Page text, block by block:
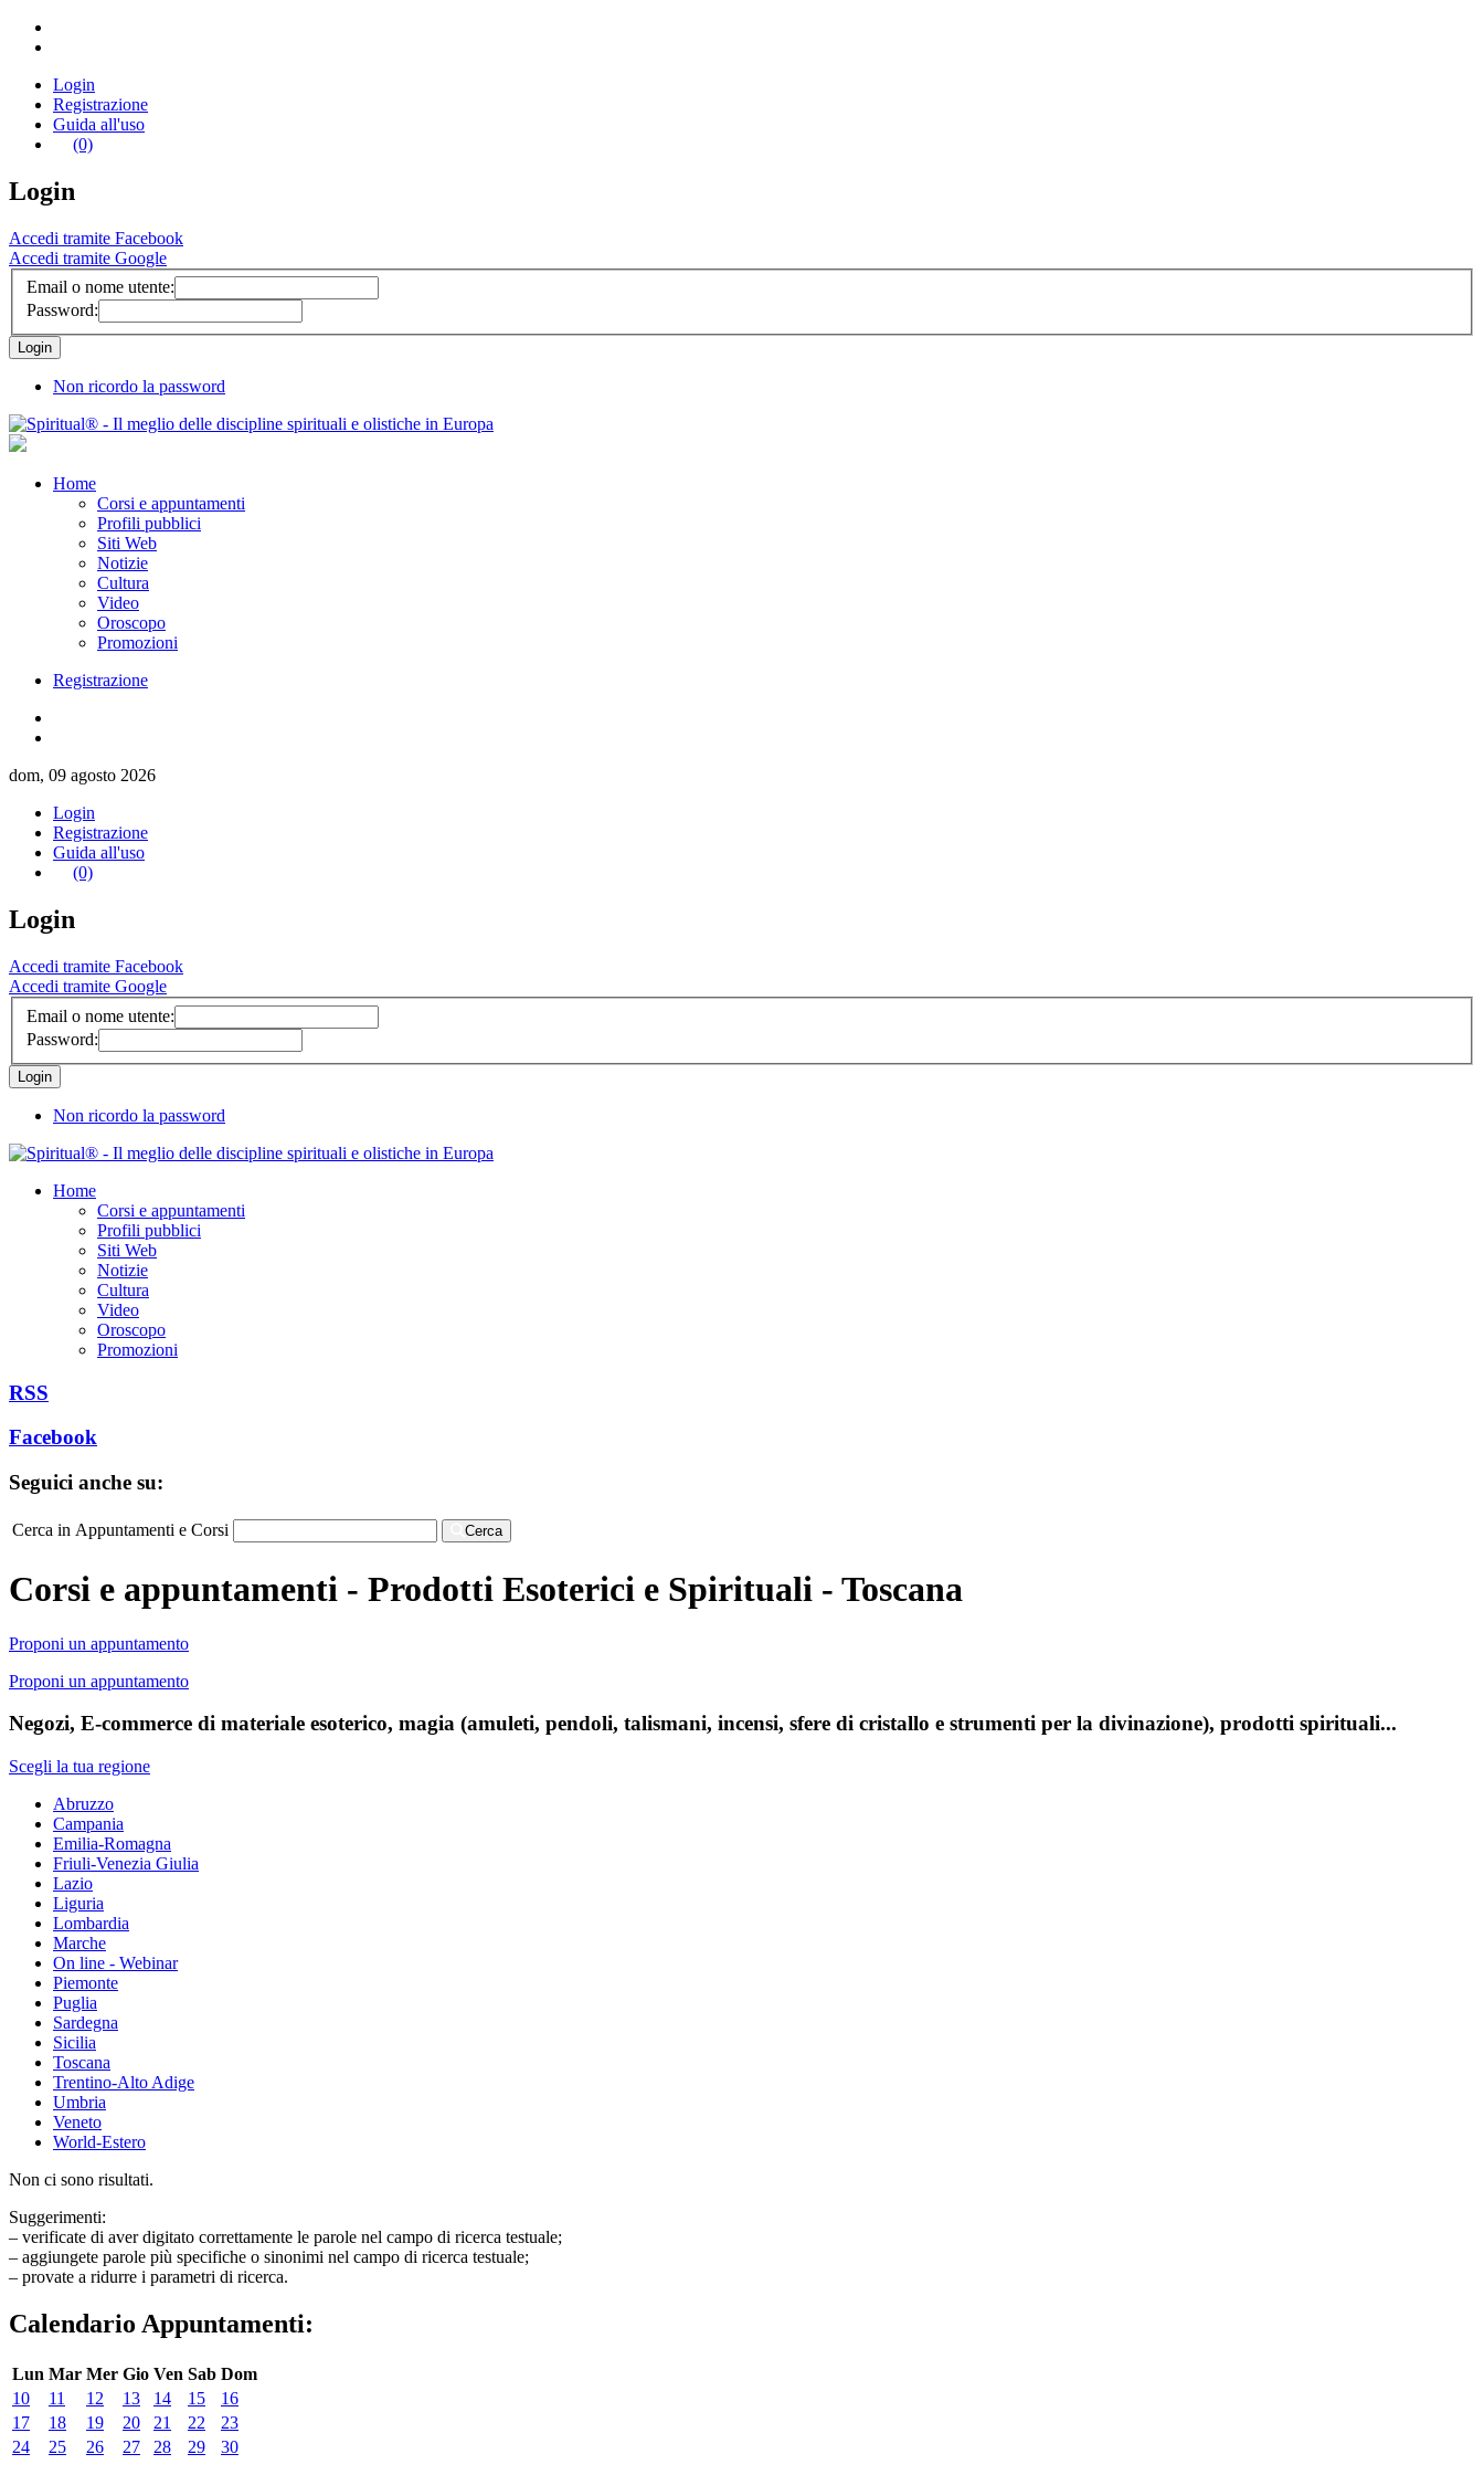
Login
Registrazione
Guida all'uso
(0)
Login
Accedi tramite Facebook
Accedi tramite Google
Email o nome utente:
Password:
Non ricordo la password
Home
Corsi e appuntamenti
Profili pubblici
Siti Web
Notizie
Cultura
Video
Oroscopo
Promozioni
Registrazione
dom, 09 agosto 2026
Login
Registrazione
Guida all'uso
(0)
Login
Accedi tramite Facebook
Accedi tramite Google
Email o nome utente:
Password:
Non ricordo la password
Home
Corsi e appuntamenti
Profili pubblici
Siti Web
Notizie
Cultura
Video
Oroscopo
Promozioni
RSS
Facebook
Seguici anche su:
Cerca in Appuntamenti e Corsi Cerca
Corsi e appuntamenti - Prodotti Esoterici e Spirituali - Toscana
Proponi un appuntamento
Proponi un appuntamento
Negozi, E-commerce di materiale esoterico, magia (amuleti, pendoli, talismani, incensi, sfere di cristallo e strumenti per la divinazione), prodotti spirituali...
Scegli la tua regione
Abruzzo
Campania
Emilia-Romagna
Friuli-Venezia Giulia
Lazio
Liguria
Lombardia
Marche
On line - Webinar
Piemonte
Puglia
Sardegna
Sicilia
Toscana
Trentino-Alto Adige
Umbria
Veneto
World-Estero
Non ci sono risultati.
Suggerimenti:
– verificate di aver digitato correttamente le parole nel campo di ricerca testuale;
– aggiungete parole più specifiche o sinonimi nel campo di ricerca testuale;
– provate a ridurre i parametri di ricerca.
Calendario Appuntamenti:
Lun Mar Mer Gio Ven Sab Dom
10
11 12 13 14 15
16
17
18 19 20 21 22
23
24
25 26 27 28 29 30